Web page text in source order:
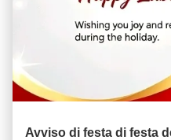
Avviso di festa di festa